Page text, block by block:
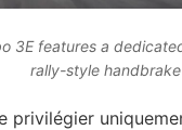
3E features a
rally-style handbrake
privilégier